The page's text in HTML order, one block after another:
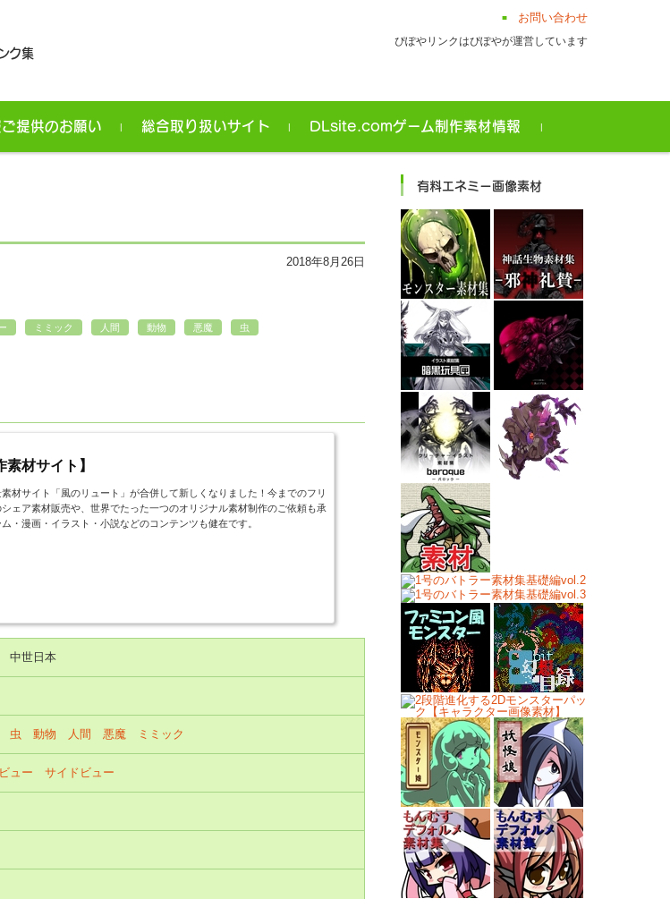
ク集
お問い合わせ
ぴぽやリンクはぴぽやが運営しています
提供のお願い 総合取り扱いサイト DLsite.comゲーム制作素材情報
2018年8月26日
ミミック 人間 動物 悪魔 虫
材サイト】
材サイト「風のリュート」が合併して新しくなりました！今までのフリ
ェア素材販売や、世界でたった一つのオリジナル素材制作のご依頼も承
・漫画・イラスト・小説などのコンテンツも健在です。
中世日本
虫 動物 人間 悪魔 ミミック
ュー サイドビュー
有料エネミー画像素材